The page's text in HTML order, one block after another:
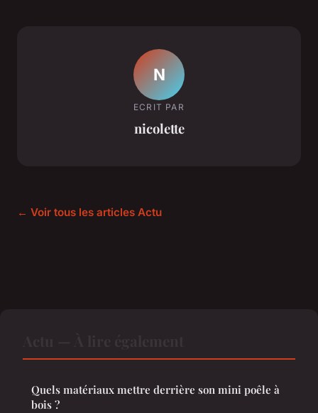
N
ECRIT PAR
nicolette
← Voir tous les articles Actu
Quels matériaux mettre derrière son mini poêle à
bois ?